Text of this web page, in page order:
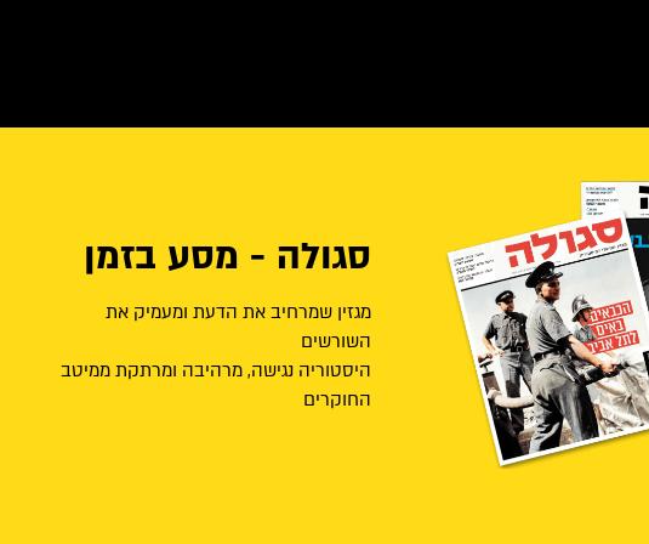
סגולה - מסע בזמן
מגזין שמרחיב את הדעת ומעמיק את
השורשים
היסטוריה נגישה, מרהיבה ומרתקת ממיטב
החוקרים